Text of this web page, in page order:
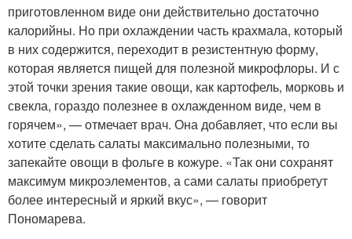
приготовленном виде они действительно достаточно
калорийны. Но при охлаждении часть крахмала, который
в них содержится, переходит в резистентную форму,
которая является пищей для полезной микрофлоры. И с
этой точки зрения такие овощи, как картофель, морковь и
свекла, гораздо полезнее в охлажденном виде, чем в
горячем», — отмечает врач. Она добавляет, что если вы
хотите сделать салаты максимально полезными, то
запекайте овощи в фольге в кожуре. «Так они сохранят
максимум микроэлементов, а сами салаты приобретут
более интересный и яркий вкус», — говорит
Пономарева.